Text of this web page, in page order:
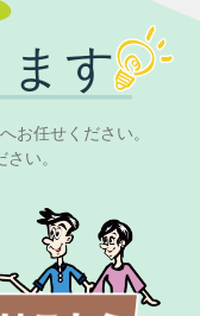
お任せください。
い。